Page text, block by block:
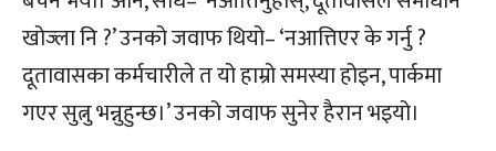
खोज्ला नि ?’ उनको जवाफ थियो– ‘नआत्तिएर के गर्नु ?
दूतावासका कर्मचारीले त यो हाम्रो समस्या होइन, पार्कमा
गएर सुत्नु भन्नुहुन्छ।’ उनको जवाफ सुनेर हैरान भइयो।